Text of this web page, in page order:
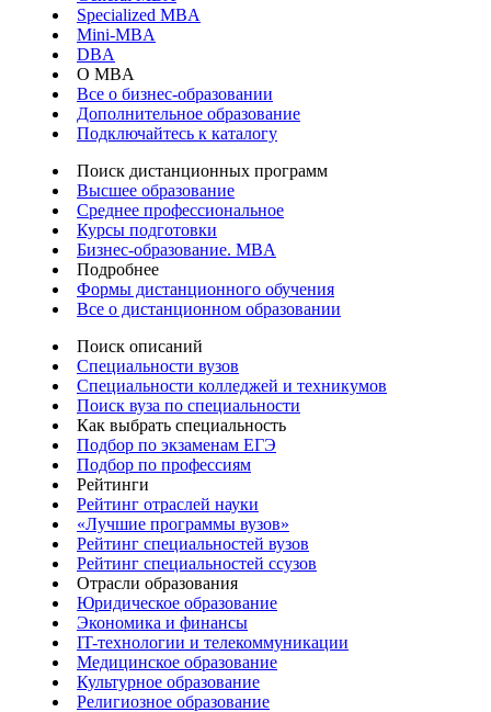
Specialized MBA
Mini-MBA
DBA
О MBA
Все о бизнес-образовании
Дополнительное образование
Подключайтесь к каталогу
Поиск дистанционных программ
Высшее образование
Среднее профессиональное
Курсы подготовки
Бизнес-образование. MBA
Подробнее
Формы дистанционного обучения
Все о дистанционном образовании
Поиск описаний
Специальности вузов
Специальности колледжей и техникумов
Поиск вуза по специальности
Как выбрать специальность
Подбор по экзаменам ЕГЭ
Подбор по профессиям
Рейтинги
Рейтинг отраслей науки
«Лучшие программы вузов»
Рейтинг специальностей вузов
Рейтинг специальностей ссузов
Отрасли образования
Юридическое образование
Экономика и финансы
IT-технологии и телекоммуникации
Медицинское образование
Культурное образование
Религиозное образование